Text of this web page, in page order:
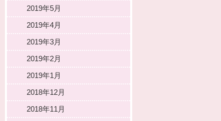
2019年5月
2019年4月
2019年3月
2019年2月
2019年1月
2018年12月
2018年11月